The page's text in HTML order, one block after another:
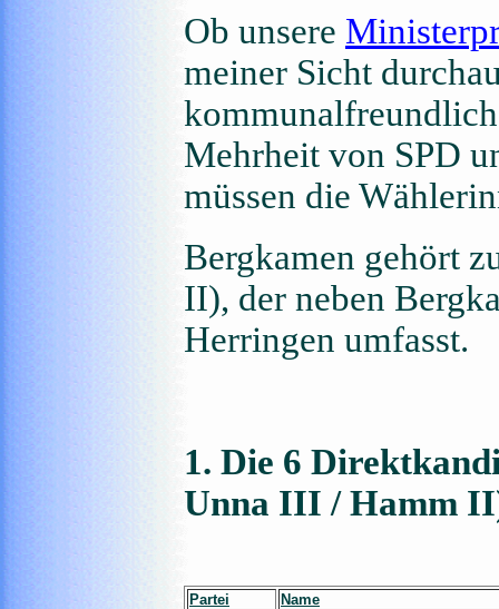
Ob unsere
meiner Sicht
Mehrheit von SPD
müssen die
Bergkamen gehört
II), der neben
Herringen umfasst.
1. Die 6
Unna III / Hamm
Partei Name